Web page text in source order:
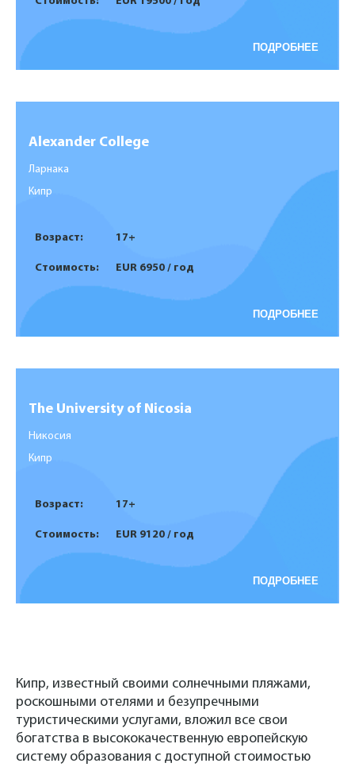
ПОДРОБНЕЕ
Alexander College
Ларнака
Кипр
Возраст: 17+
Стоимость: EUR 6950 / год
ПОДРОБНЕЕ
The University of Nicosia
Никосия
Кипр
Возраст: 17+
Стоимость: EUR 9120 / год
ПОДРОБНЕЕ
Кипр, известный своими солнечными пляжами,
роскошными отелями и безупречными
туристическими услугами, вложил все свои
богатства в высококачественную европейскую
систему образования с доступной стоимостью